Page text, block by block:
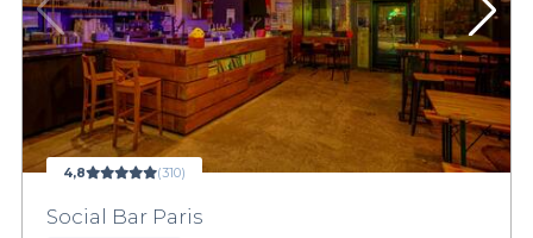
4,8 (310)
Social Bar Paris